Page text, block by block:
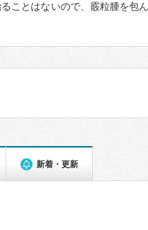
ことはないので、霰粒腫を包
新着・更新